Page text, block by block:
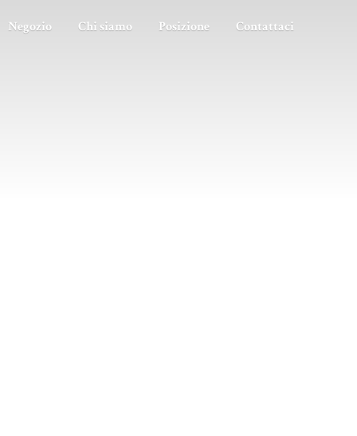
Negozio Chi siamo Posizione Contattaci